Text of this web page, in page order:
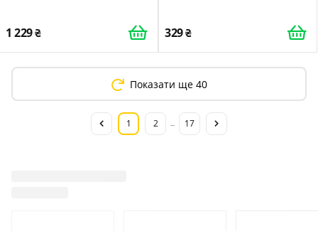
4710886459194
1 229 329
Показати ще 40
1 2 17